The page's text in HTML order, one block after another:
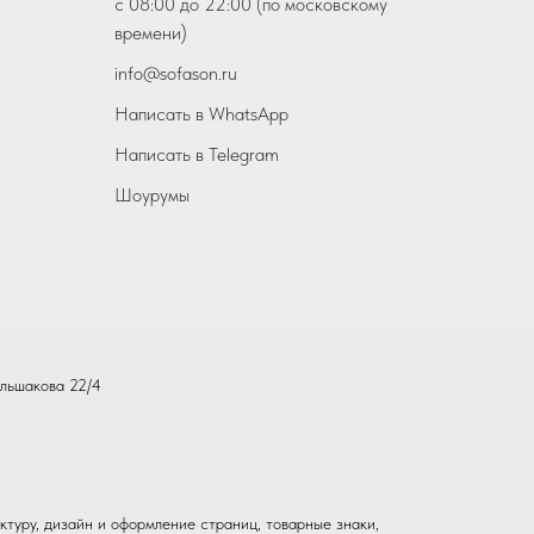
времени)
info@sofason.ru
Написать в WhatsApp
Написать в Telegram
Шоурумы
22/4
дизайн и оформление страниц, товарные знаки,